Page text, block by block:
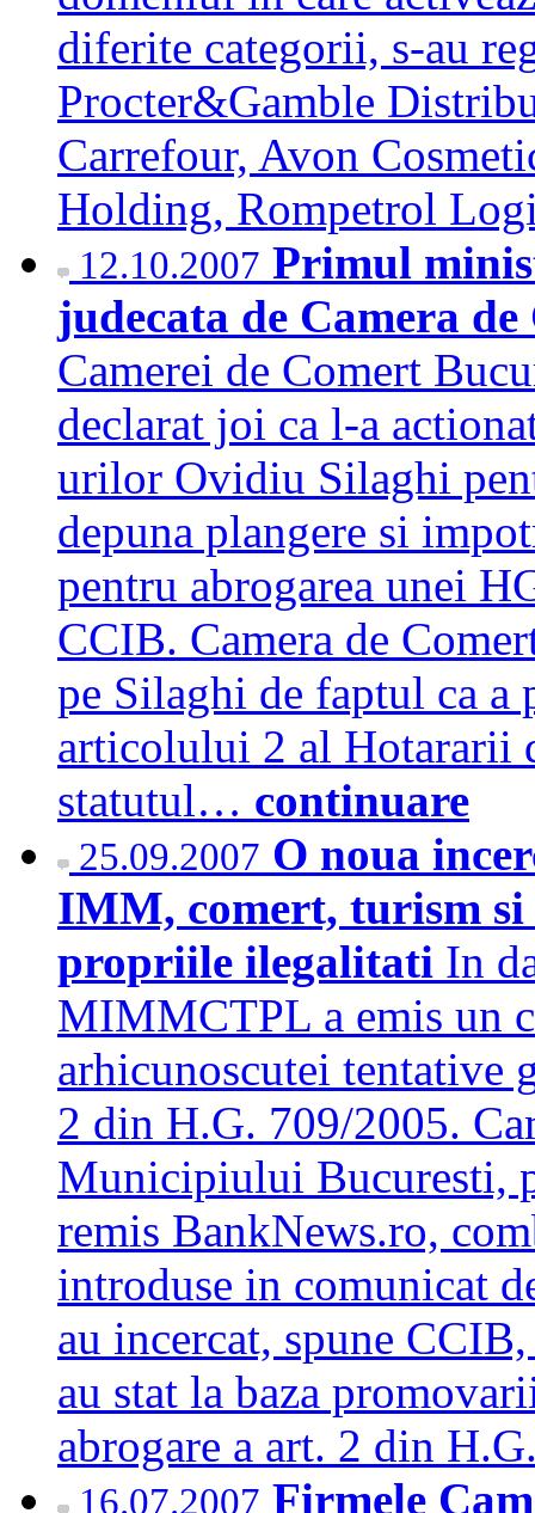
diferite categorii, s-au
Procter&Gamble
Carrefour, Avon
Holding, Rompetrol
12.10.2007 Primul
judecata de Camera
Camerei de Comert
declarat joi ca l-a
urilor Ovidiu Silaghi
depuna plangere si
pentru abrogarea unei
CCIB. Camera de
pe Silaghi de faptul ca a
articolului 2 al Hotararii
statutul… continuare
25.09.2007 O noua
IMM, comert, turism si
propriile ilegalitati In
MIMMCTPL a emis un
arhicunoscutei tentative
2 din H.G. 709/2005.
Municipiului Bucuresti,
remis BankNews.ro,
introduse in comunicat
au incercat, spune
au stat la baza
abrogare a art. 2 din
16.07.2007 Firmele